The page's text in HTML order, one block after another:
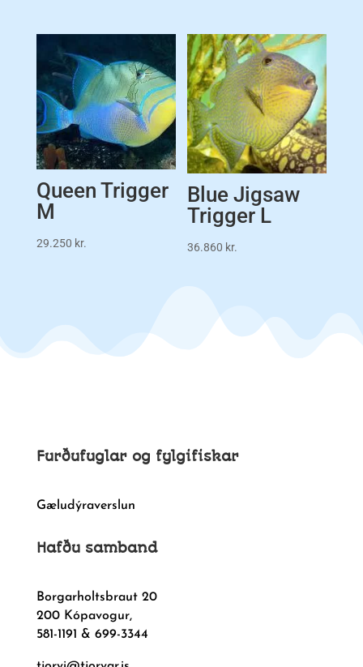
Queen Trigger
M
29.250 kr.
Blue Jigsaw
Trigger L
36.860 kr.
Furðufuglar og fylgifiskar
Gæludýraverslun
Hafðu samband
Borgarholtsbraut 20
200 Kópavogur,
581-1191 & 699-3344